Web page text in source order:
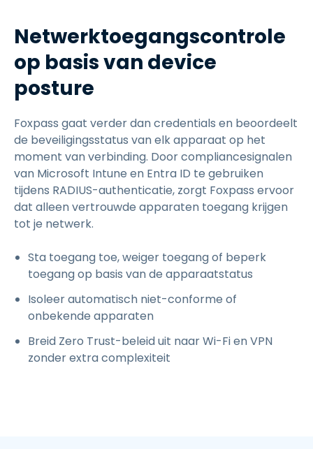
Netwerktoegangscontrole
op basis van device
posture
Foxpass gaat verder dan credentials en beoordeelt
de beveiligingsstatus van elk apparaat op het
moment van verbinding. Door compliancesignalen
van Microsoft Intune en Entra ID te gebruiken
tijdens RADIUS-authenticatie, zorgt Foxpass ervoor
dat alleen vertrouwde apparaten toegang krijgen
tot je netwerk.
Sta toegang toe, weiger toegang of beperk
toegang op basis van de apparaatstatus
Isoleer automatisch niet-conforme of
onbekende apparaten
Breid Zero Trust-beleid uit naar Wi-Fi en VPN
zonder extra complexiteit